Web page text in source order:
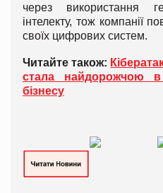
через використання
інтелекту, тож компанії
своїх цифрових систем.
Читайте також:
стала найдорожчою в
бізнесу